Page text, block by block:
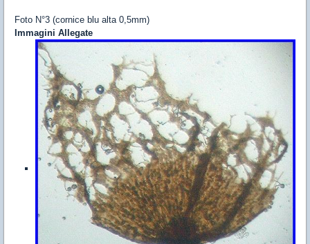
Foto N°3 (cornice blu alta 0,5mm)
Immagini Allegate